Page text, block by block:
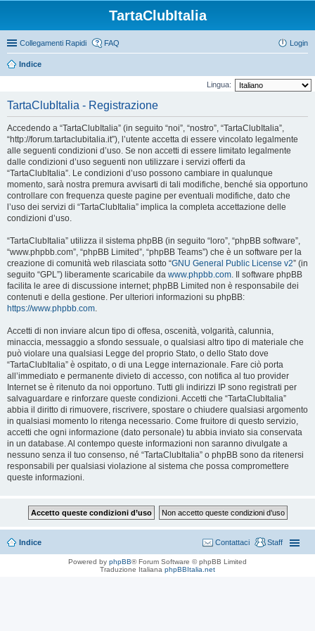
TartaClubItalia
Collegamenti Rapidi FAQ Login
Indice
Lingua:
TartaClubItalia - Registrazione
Accedendo a “TartaClubItalia” (in seguito “noi”, “nostro”, “TartaClubItalia”,
“http://forum.tartaclubitalia.it”), l’utente accetta di essere vincolato legalmente
alle seguenti condizioni d’uso. Se non accetti di essere limitato legalmente
dalle condizioni d’uso seguenti non utilizzare i servizi offerti da
“TartaClubItalia”. Le condizioni d’uso possono cambiare in qualunque
momento, sarà nostra premura avvisarti di tali modifiche, benché sia opportuno
controllare con frequenza queste pagine per eventuali modifiche, dato che
l’uso dei servizi di “TartaClubItalia” implica la completa accettazione delle
condizioni d’uso.
“TartaClubItalia” utilizza il sistema phpBB (in seguito “loro”, “phpBB software”,
“www.phpbb.com”, “phpBB Limited”, “phpBB Teams”) che è un software per la
creazione di comunità web rilasciata sotto “GNU General Public License v2” (in
seguito “GPL”) liberamente scaricabile da www.phpbb.com. Il software phpBB
facilita le aree di discussione internet; phpBB Limited non è responsabile dei
contenuti e della gestione. Per ulteriori informazioni su phpBB:
https://www.phpbb.com.
Accetti di non inviare alcun tipo di offesa, oscenità, volgarità, calunnia,
minaccia, messaggio a sfondo sessuale, o qualsiasi altro tipo di materiale che
può violare una qualsiasi Legge del proprio Stato, o dello Stato dove
“TartaClubItalia” è ospitato, o di una Legge internazionale. Fare ciò porta
all’immediato e permanente divieto di accesso, con notifica al tuo provider
Internet se è ritenuto da noi opportuno. Tutti gli indirizzi IP sono registrati per
salvaguardare e rinforzare queste condizioni. Accetti che “TartaClubItalia”
abbia il diritto di rimuovere, riscrivere, spostare o chiudere qualsiasi argomento
in qualsiasi momento lo ritenga necessario. Come fruitore di questo servizio,
accetti che ogni informazione (dato personale) tu abbia inviato sia conservata
in un database. Al contempo queste informazioni non saranno divulgate a
nessuno senza il tuo consenso, né “TartaClubItalia” o phpBB sono da ritenersi
responsabili per qualsiasi violazione al sistema che possa compromettere
queste informazioni.
Indice Staff
Contattaci
Powered by phpBB® Forum Software © phpBB Limited
Traduzione Italiana phpBBItalia.net